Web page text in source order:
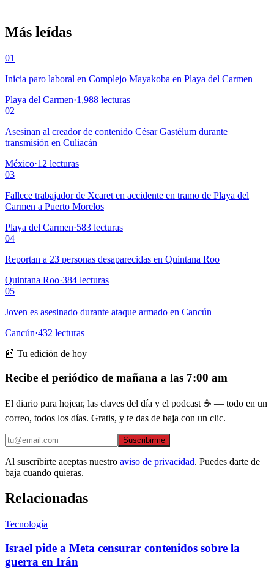
Más leídas
01
Inicia paro laboral en Complejo Mayakoba en Playa del Carmen
Playa del Carmen·1,988 lecturas
02
Asesinan al creador de contenido César Gastélum durante
transmisión en Culiacán
México·12 lecturas
03
Fallece trabajador de Xcaret en accidente en tramo de Playa del
Carmen a Puerto Morelos
Playa del Carmen·583 lecturas
04
Reportan a 23 personas desaparecidas en Quintana Roo
Quintana Roo·384 lecturas
05
Joven es asesinado durante ataque armado en Cancún
Cancún·432 lecturas
📰 Tu edición de hoy
Recibe el periódico de mañana a las 7:00 am
El diario para hojear, las claves del día y el podcast ☕ — todo en un
correo, todos los días. Gratis, y te das de baja con un clic.
Suscribirme
Al suscribirte aceptas nuestro aviso de privacidad. Puedes darte de
baja cuando quieras.
Relacionadas
Tecnología
Israel pide a Meta censurar contenidos sobre la
guerra en Irán